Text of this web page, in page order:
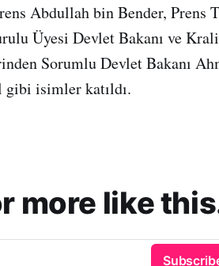
Abdullah bin Bender, Prens
Üyesi Devlet Bakanı ve
Sorumlu Devlet Bakanı
gibi isimler katıldı.
more like